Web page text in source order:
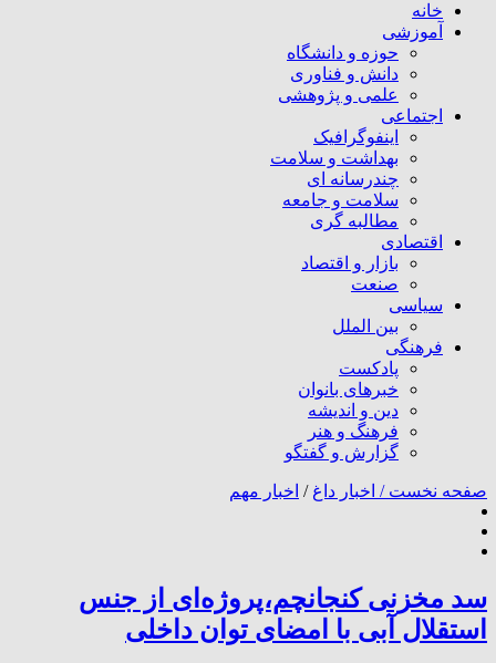
خانه
آموزشی
حوزه و دانشگاه
دانش و فناوری
علمی و پژوهشی
اجتماعی
اینفوگرافیک
بهداشت و سلامت
چندرسانه ای
سلامت و جامعه
مطالبه گری
اقتصادی
بازار و اقتصاد
صنعت
سیاسی
بین الملل
فرهنگی
پادکست
خبرهای بانوان
دین و اندیشه
فرهنگ و هنر
گزارش و گفتگو
صفحه نخست / اخبار داغ / اخبار مهم
سد مخزنی کنجانچم،پروژه‌ای از جنس
استقلال آبی با امضای توان داخلی